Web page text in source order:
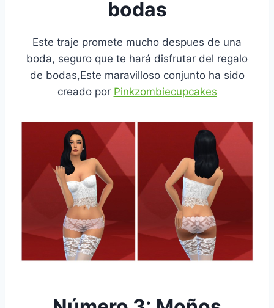
bodas
Este traje promete mucho despues de una
boda, seguro que te hará disfrutar del regalo
de bodas,Este maravilloso conjunto ha sido
creado por Pinkzombiecupcakes